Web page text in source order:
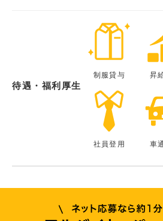
待遇・福利厚生
制服貸与 昇
社員登用 車